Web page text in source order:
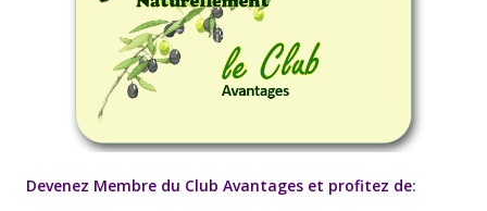
Devenez Membre du Club Avantages et profitez de: